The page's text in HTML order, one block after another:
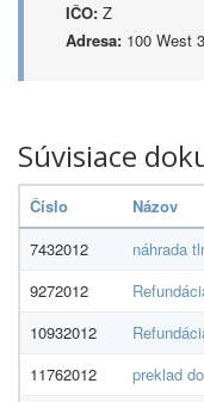
IČO: Z
Adresa: 100 West
Súvisiace
Číslo Názov
7432012
náhrada
9272012
10932012
11762012
preklad